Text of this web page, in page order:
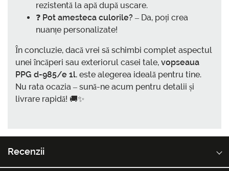
rezistentă la apă după uscare.
❓ Pot amesteca culorile? – Da, poți crea
nuanțe personalizate!
În concluzie, dacă vrei să schimbi complet aspectul
unei încăperi sau exteriorul casei tale, vopseaua
PPG d-985/e 1l. este alegerea ideală pentru tine.
Nu rata ocazia – sună-ne acum pentru detalii și
livrare rapidă! 🚚✨
Recenzii